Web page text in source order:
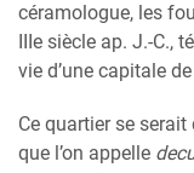
céramologue, les
IIIe siècle ap. J.-C.,
vie d’une capitale
Ce quartier se serait
que l’on appelle